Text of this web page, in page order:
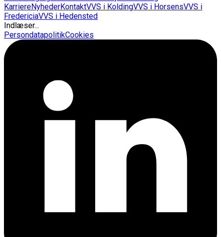
KarriereNyhederKontaktVVS i KoldingVVS i HorsensVVS i
FredericiaVVS i Hedensted
Indlæser...
PersondatapolitikCookies